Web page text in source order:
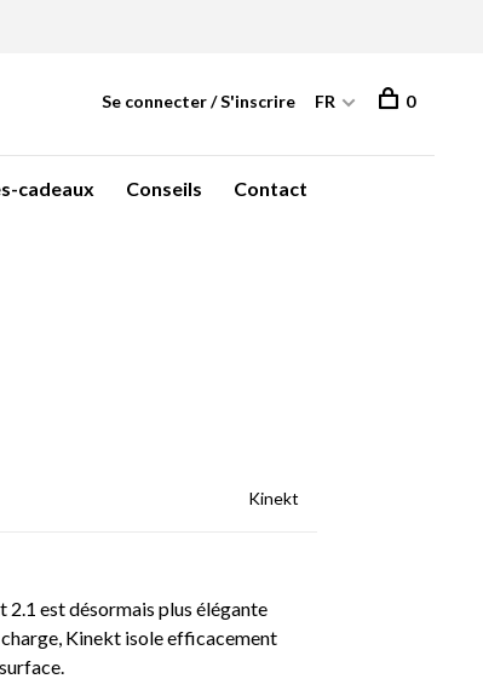
cadeaux Conseils Contact
Se connecter / S'inscrire FR 0
Kinekt
est désormais plus élégante
Kinekt isole efficacement